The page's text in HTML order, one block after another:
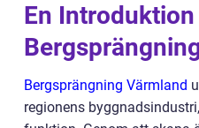
En
Bergsprängning Värmland
regionens